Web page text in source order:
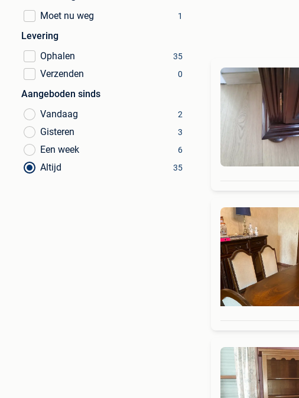
Moet nu weg
1
Levering
Ophalen
35
Verzenden 0
Aangeboden sinds
Vandaag
2
Gisteren 3
Een week 6
Altijd 35